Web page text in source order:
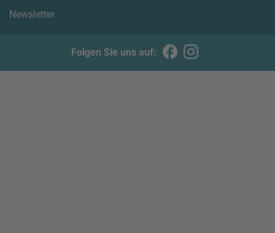
Newsletter
Folgen Sie uns auf: